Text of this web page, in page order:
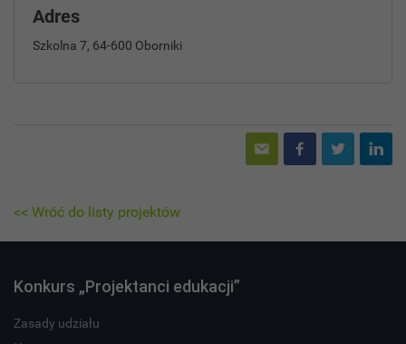
Adres
Szkolna 7, 64-600 Oborniki
<< Wróć do listy projektów
Konkurs „Projektanci edukacji”
Zasady udziału